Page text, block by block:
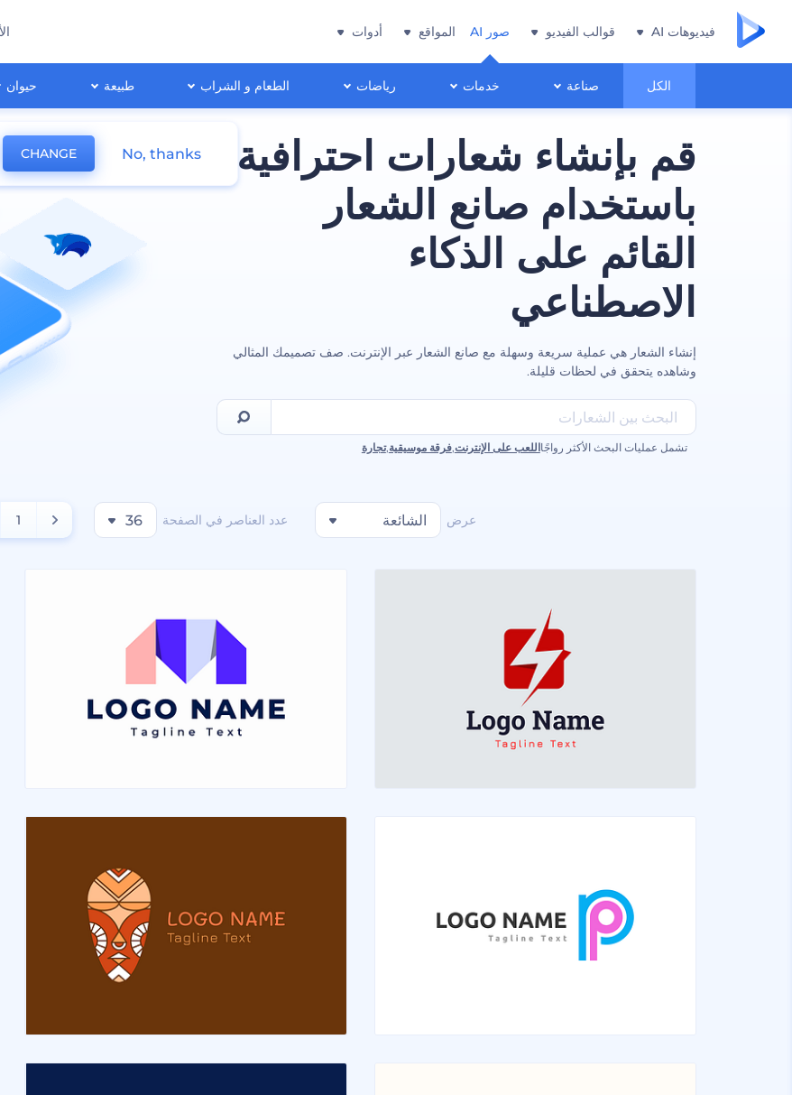
فيديوهات AI قوالب الفيديو صور AI
الكل صناعة خدمات رياضات الطعام و الشراب طبيعة حيوان
المواقع أدوات
قم بإنشاء شعارات احترافية
باستخدام صانع الشعار
القائم على الذكاء
الاصطناعي
إنشاء الشعار هي عملية سريعة وسهلة مع صانع الشعار عبر الإنترنت. صف تصميمك المثالي
وشاهده يتحقق في لحظات قليلة.
تشمل عمليات البحث الأكثر رواجًااللعب على الإنترنت,فرقة موسيقية,تجارة
عرض الشائعة عدد العناصر في الصفحة 36
1
CHANGE No, thanks